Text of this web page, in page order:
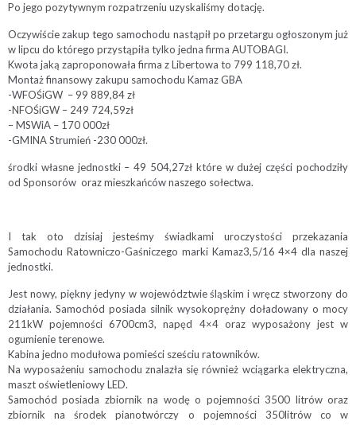
Po jego pozytywnym rozpatrzeniu uzyskaliśmy dotację.
Oczywiście zakup tego samochodu nastąpił po przetargu ogłoszonym już
w lipcu do którego przystąpiła tylko jedna firma AUTOBAGI.
Kwota jaką zaproponowała firma z Libertowa to 799 118,70 zł.
Montaż finansowy zakupu samochodu Kamaz GBA
-WFOŚiGW – 99 889,84 zł
-NFOŚiGW – 249 724,59zł
– MSWiA – 170 000zł
-GMINA Strumień -230 000zł.
środki własne jednostki – 49 504,27zł które w dużej części pochodziły
od Sponsorów oraz mieszkańców naszego sołectwa.
I tak oto dzisiaj jesteśmy świadkami uroczystości przekazania
Samochodu Ratowniczo-Gaśniczego marki Kamaz3,5/16 4×4 dla naszej
jednostki.
Jest nowy, piękny jedyny w województwie śląskim i wręcz stworzony do
działania. Samochód posiada silnik wysokoprężny doładowany o mocy
211kW pojemności 6700cm3, napęd 4×4 oraz wyposażony jest w
ogumienie terenowe.
Kabina jedno modułowa pomieści sześciu ratowników.
Na wyposażeniu samochodu znalazła się również wciągarka elektryczna,
maszt oświetleniowy LED.
Samochód posiada zbiornik na wodę o pojemności 3500 litrów oraz
zbiornik na środek pianotwórczy o pojemności 350litrów co w